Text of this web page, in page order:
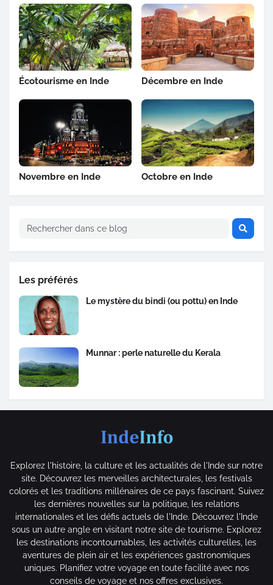
Écotourisme en Inde Décembre en Inde
Novembre en Inde Octobre en Inde
Les préférés
Le mystère du bindi (ou pottu) en Inde
Munnar : perle naturelle du Kerala
Explorez l'histoire, la culture et les actualités de l'Inde sur notre
site. Découvrez les merveilles architecturales, les festivals
colorés et les traditions millénaires de ce pays fascinant. Suivez
les dernières nouvelles sur la politique, les relations
internationales et les défis actuels de l'Inde. Découvrez l'Inde
sous un autre angle en visitant notre site de tourisme. Explorez
les destinations incontournables, les activités culturelles, les
aventures de plein air et les expériences gastronomiques
uniques. Planifiez votre voyage en toute facilité avec nos
conseils de voyage et nos offres exclusives.